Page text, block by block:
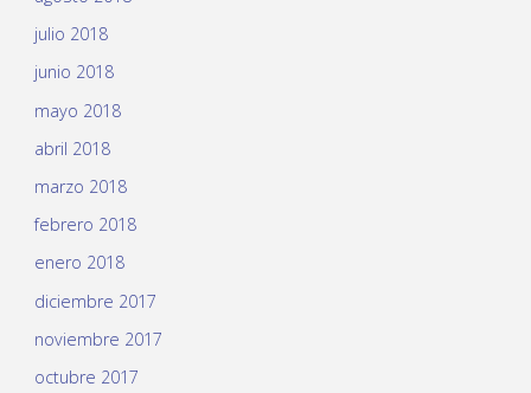
julio 2018
junio 2018
mayo 2018
abril 2018
marzo 2018
febrero 2018
enero 2018
diciembre 2017
noviembre 2017
octubre 2017